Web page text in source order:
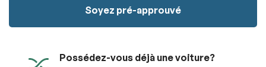
Soyez pré-approuvé
Possédez-vous déjà une voiture?